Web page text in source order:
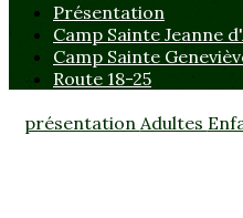
Présentation
Camp Sainte Jeanne
Camp Sainte
Route 18-25
présentation Adultes